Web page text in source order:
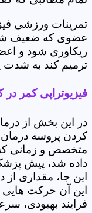
تمرینات ورزشی
عضوی که ضعیف
ریکاوری شود و
ترمیم کند به شدت
فیزیوتراپی کمر در
در این بخش از
کردن پروسه
متخصص و زمانی
داده شد، پیش
این جا، مقداری
این آن حرکت هایی
فرایند بهبودی،